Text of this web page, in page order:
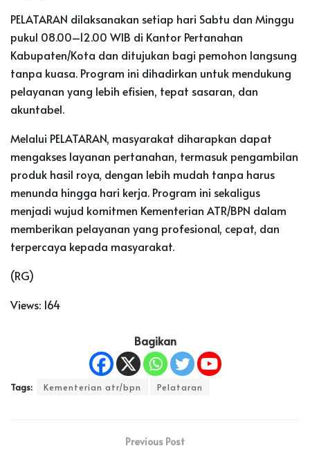
PELATARAN dilaksanakan setiap hari Sabtu dan Minggu
pukul 08.00–12.00 WIB di Kantor Pertanahan
Kabupaten/Kota dan ditujukan bagi pemohon langsung
tanpa kuasa. Program ini dihadirkan untuk mendukung
pelayanan yang lebih efisien, tepat sasaran, dan
akuntabel.
Melalui PELATARAN, masyarakat diharapkan dapat
mengakses layanan pertanahan, termasuk pengambilan
produk hasil roya, dengan lebih mudah tanpa harus
menunda hingga hari kerja. Program ini sekaligus
menjadi wujud komitmen Kementerian ATR/BPN dalam
memberikan pelayanan yang profesional, cepat, dan
terpercaya kepada masyarakat.
(RG)
Views: 164
Bagikan
Tags: Kementerian atr/bpn Pelataran
Previous Post